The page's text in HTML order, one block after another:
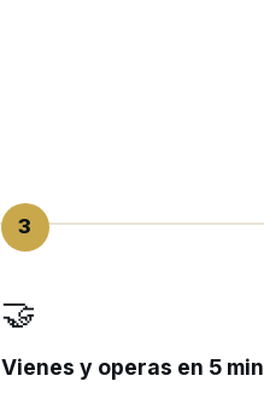
3
🤝
Vienes y operas en 5 min